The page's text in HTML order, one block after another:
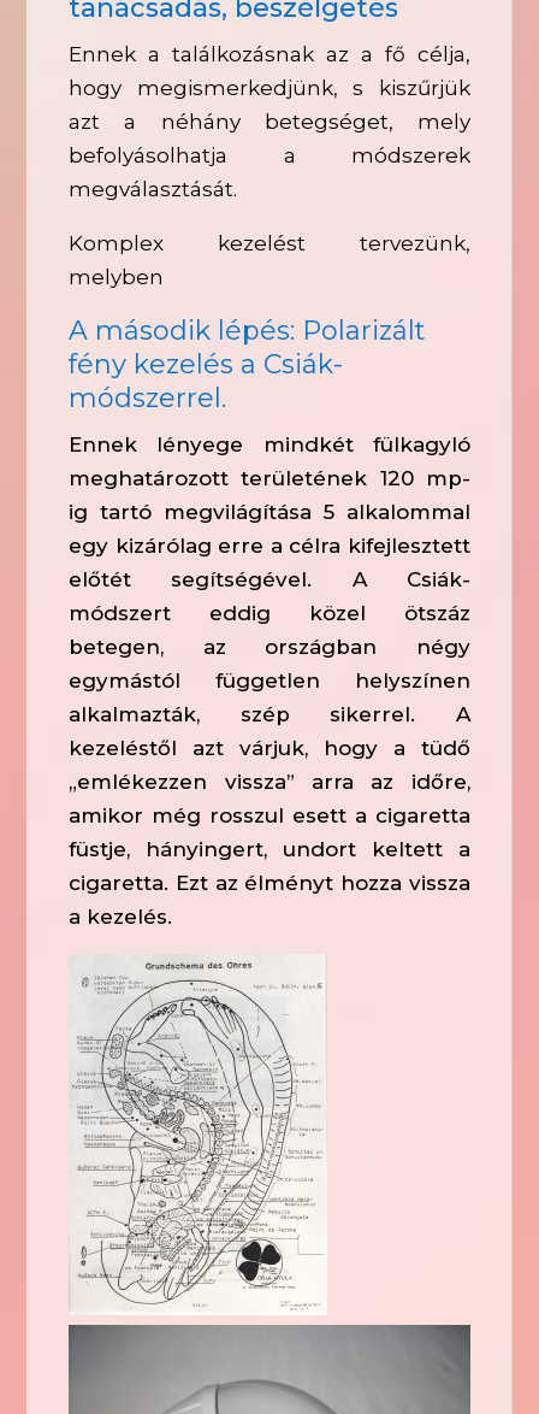
tanácsadás, beszélgetés
Ennek a találkozásnak az a fő célja,
hogy megismerkedjünk, s kiszűrjük
azt a néhány betegséget, mely
befolyásolhatja a módszerek
megválasztását.
Komplex kezelést tervezünk,
melyben
A második lépés: Polarizált
fény kezelés a Csiák-
módszerrel.
Ennek lényege mindkét fülkagyló
meghatározott területének 120 mp-
ig tartó megvilágítása 5 alkalommal
egy kizárólag erre a célra kifejlesztett
előtét segítségével. A Csiák-
módszert eddig közel ötszáz
betegen, az országban négy
egymástól független helyszínen
alkalmazták, szép sikerrel. A
kezeléstől azt várjuk, hogy a tüdő
„emlékezzen vissza” arra az időre,
amikor még rosszul esett a cigaretta
füstje, hányingert, undort keltett a
cigaretta. Ezt az élményt hozza vissza
a kezelés.